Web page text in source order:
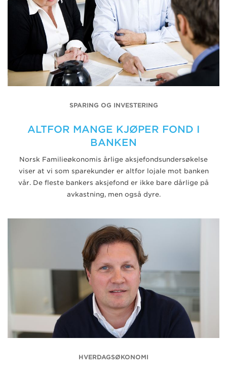
SPARING OG INVESTERING
ALTFOR MANGE KJØPER FOND I
BANKEN
Norsk Familieøkonomis årlige aksjefondsundersøkelse
viser at vi som sparekunder er altfor lojale mot banken
vår. De fleste bankers aksjefond er ikke bare dårlige på
avkastning, men også dyre.
HVERDAGSØKONOMI